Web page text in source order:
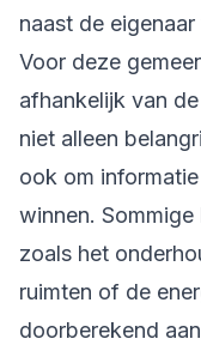
naast de
Voor deze
afhankelijk van
niet alleen
ook om
winnen.
zoals het
ruimten of de
doorberekend